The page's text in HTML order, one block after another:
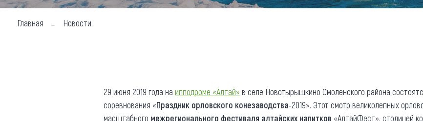
Объекты развлечений
Мой маршрут
Карта
Новости
О регионе
Общая информация
Главная Новости
29 июня 2019 года на ипподроме «Алтай» в селе Новотырышкино Смоленского района
соревнования «Праздник орловского конезаводства-2019». Этот смотр великолепных
масштабного межрегионального фестиваля алтайских напитков «АлтайФест», столицей